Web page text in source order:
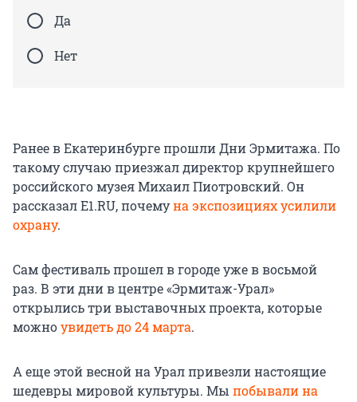
Да
Нет
Ранее в Екатеринбурге прошли Дни Эрмитажа. По
такому случаю приезжал директор крупнейшего
российского музея Михаил Пиотровский. Он
рассказал E1.RU, почемуна экспозициях усилили
охрану.
Сам фестиваль прошел в городе уже в восьмой
раз. В эти дни в центре «Эрмитаж-Урал»
открылись три выставочных проекта, которые
можноувидеть до 24 марта.
А еще этой весной на Урал привезли настоящие
шедевры мировой культуры. Мы побывали на